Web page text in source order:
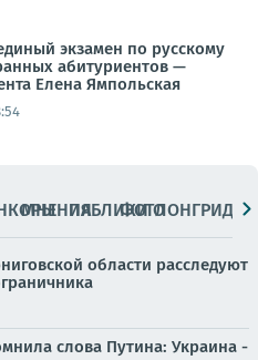
экзамен по русскому
абитуриентов —
Елена Ямпольская
МНЕНИЯПАБЛИКИ
ФОТОЛОНГРИДЫ
области расследуют
слова Путина: Украина -